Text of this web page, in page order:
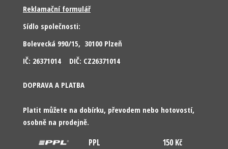
Reklamační formulář
Sídlo společnosti:
Bolevecká 990/15, 30100 Plzeň
IČ: 26371014 DIČ: CZ26371014
DOPRAVA A PLATBA
Platit můžete na dobírku, převodem nebo hotovostí,
osobně na prodejně.
PPL
150 Kč